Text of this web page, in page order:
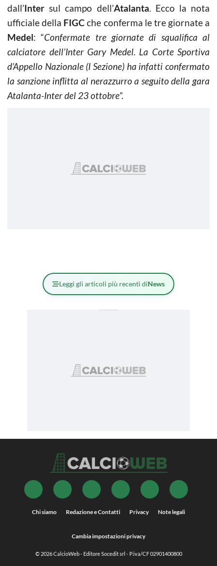
dall’Inter sul campo dell’Atalanta. Ecco la nota
ufficiale della FIGC che conferma le tre giornate a
Medel: “Confermate tre giornate di squalifica al
calciatore dell’Inter Gary Medel. La Corte Sportiva
d’Appello Nazionale (I Sezione) ha infatti confermato
la sanzione inflitta al nerazzurro a seguito della gara
Atalanta-Inter del 23 ottobre”.
Leggi gli articoli più recenti diNews
Chi siamo Redazione e Contatti Privacy Note legali
Cambia impostazioni privacy
© 2026CalcioWeb- Editore Socedit srl - P.iva/CF 02901400800